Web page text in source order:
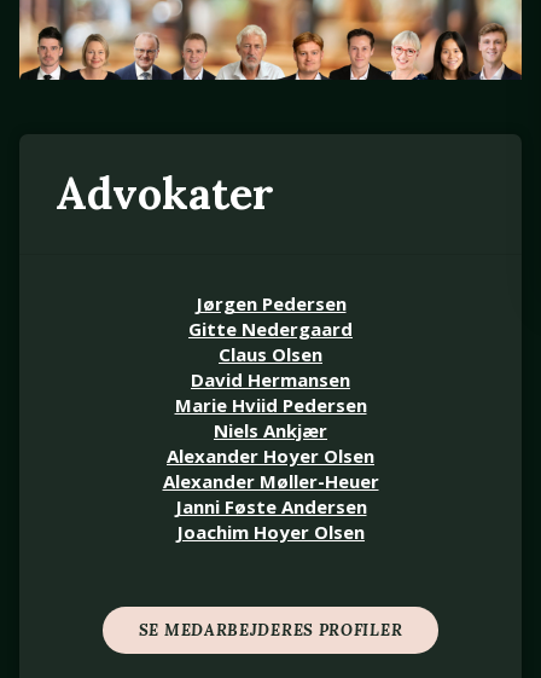
Advokater
Jørgen Pedersen
Gitte Nedergaard
Claus Olsen
David Hermansen
Marie Hviid Pedersen
Niels Ankjær
Alexander Hoyer Olsen
Alexander Møller-Heuer
Janni Føste Andersen
Joachim Hoyer Olsen
SE MEDARBEJDERES PROFILER